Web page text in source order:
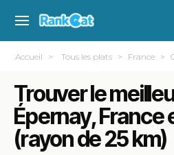
Accueil Tous les plats France
Trouver le
Épernay, France
(rayon de 25 km)